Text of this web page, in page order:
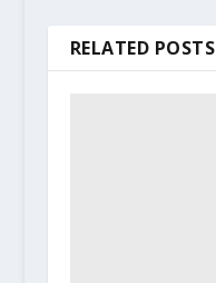
RELATED POSTS